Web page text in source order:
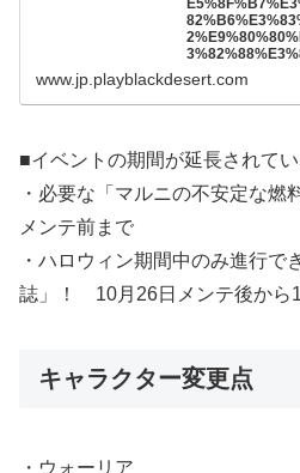
www.jp.playblackdesert.com
■イベントの期間が延長されて
・必要な「マルニの不安定な燃
メンテ前まで
・ハロウィン期間中のみ進行で
誌」！ 10月26日メンテ後から
キャラクター変更点
・ウォーリア